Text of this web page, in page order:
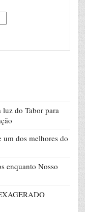
luz do Tabor para
dos melhores do
enquanto Nosso